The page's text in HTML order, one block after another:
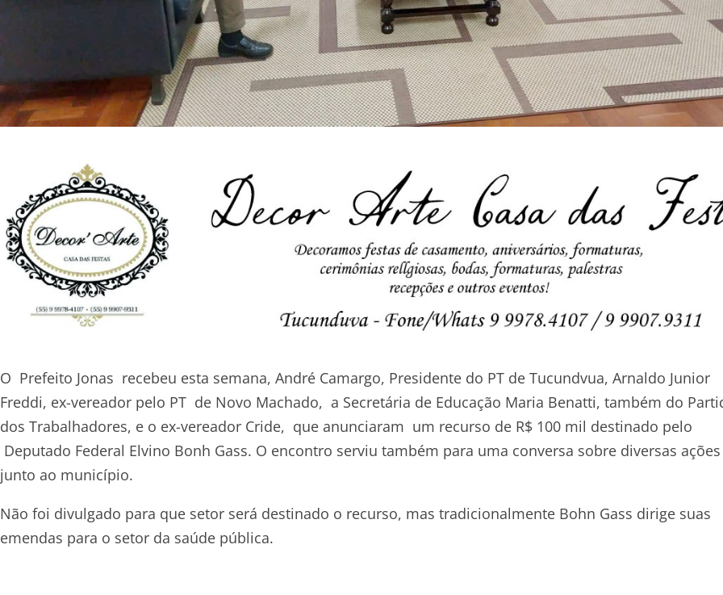
O Prefeito Jonas recebeu esta semana, André Camargo, Presidente do PT de Tucundvua, Arnaldo Junior
Freddi, ex-vereador pelo PT de Novo Machado, a Secretária de Educação Maria Benatti, também do
dos Trabalhadores, e o ex-vereador Cride, que anunciaram um recurso de R$ 100 mil destinado pelo
Deputado Federal Elvino Bonh Gass. O encontro serviu também para uma conversa sobre diversas ações
junto ao município.
Não foi divulgado para que setor será destinado o recurso, mas tradicionalmente Bohn Gass dirige suas
emendas para o setor da saúde pública.